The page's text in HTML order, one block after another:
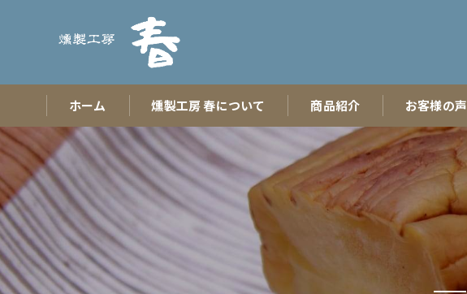
ホーム 燻製工房 春について 商品紹介 お客様の声